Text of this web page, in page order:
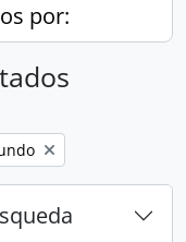
por:
filter: